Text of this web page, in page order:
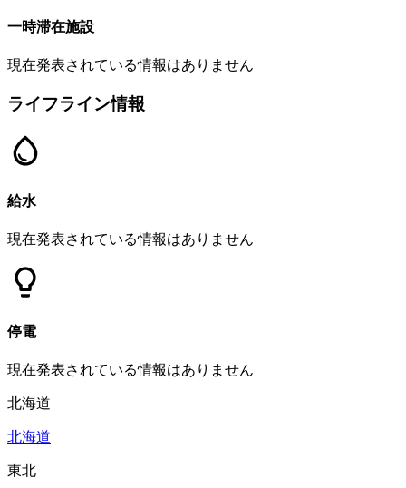
一時滞在施設
現在発表されている情報はありません
ライフライン情報
給水
現在発表されている情報はありません
停電
現在発表されている情報はありません
北海道
北海道
東北